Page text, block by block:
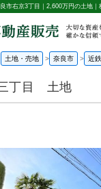
市右京3丁目｜2,600万円の土地｜
土地・売地 奈良市 近
丁目 土地